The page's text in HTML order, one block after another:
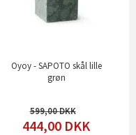
Oyoy - SAPOTO skål lille
grøn
599,00
444,00 DKK